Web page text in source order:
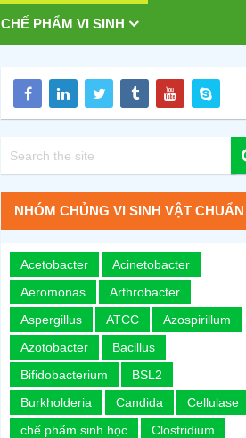
CHẾ PHẨM VI SINH
NHÓM CHỦNG VI SINH VẬT CHUẨN
Acetobacter
Acinetobacter
Aeromonas
Arthrobacter
Aspergillus
ATCC
Azospirillum
Azotobacter
Bacillus
Bifidobacterium
BSL2
Burkholderia
Candida
Cellulase
chế phẩm sinh học
Clostridium